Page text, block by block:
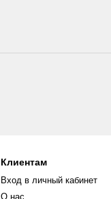
Клиентам
Вход в личный кабинет
О нас